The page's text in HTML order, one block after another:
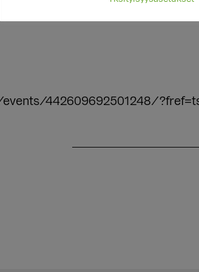
muualla kulkueessa,
442609692501248/